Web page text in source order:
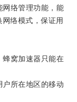
络管理功能，能
络模式，保证用
窝加速器只能在
所在地区的移动